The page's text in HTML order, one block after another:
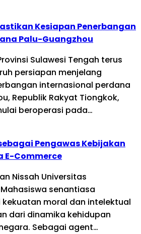
Kesiapan Penerbangan
Palu-Guangzhou
Sulawesi Tengah terus
persiapan menjelang
internasional perdana
Republik Rakyat Tiongkok,
beroperasi pada…
Pengawas Kebijakan
E-Commerce
Nissah Universitas
senantiasa
moral dan intelektual
dari dinamika kehidupan
Sebagai agent…